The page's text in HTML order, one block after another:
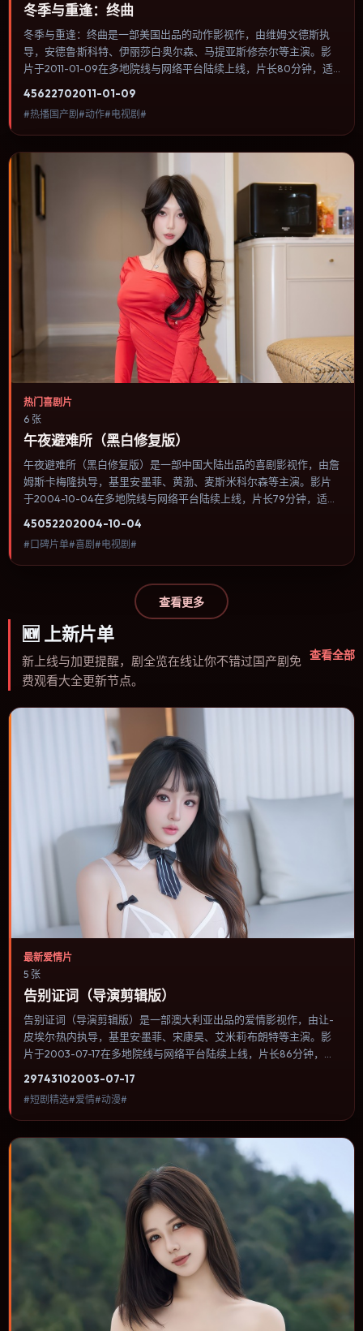
冬季与重逢：终曲
冬季与重逢：终曲是一部美国出品的动作影视作，由维姆·文德斯执
导，安德鲁·斯科特、伊丽莎白·奥尔森、马提亚斯·修奈尔等主演。影
片于2011-01-09在多地院线与网络平台陆续上线，片长80分钟，适
焦人物选择与情节推进，节奏与视听语言统一，可作为休闲观影或类
型片补片的选择。
45622702011-01-09
#热播国产剧#动作#电视剧#
热门喜剧片
6 张
午夜避难所（黑白修复版）
午夜避难所（黑白修复版）是一部中国大陆出品的喜剧影视作，由詹
姆斯·卡梅隆执导，基里安·墨菲、黄渤、麦斯·米科尔森等主演。影片
于2004-10-04在多地院线与网络平台陆续上线，片长79分钟，适合
人物选择与情节推进，节奏与视听语言统一，可作为休闲观影或类型
片补片的选择。
45052202004-10-04
#口碑片单#喜剧#电视剧#
查看更多
🆕 上新片单
新上线与加更提醒，剧全览在线让你不错过国产剧免
费观看大全更新节点。
查看全部
最新爱情片
5 张
告别证词（导演剪辑版）
告别证词（导演剪辑版）是一部澳大利亚出品的爱情影视作，由让-
皮埃尔·热内执导，基里安·墨菲、宋康昊、艾米莉·布朗特等主演。影
片于2003-07-17在多地院线与网络平台陆续上线，片长86分钟，适
物选择与情节推进，节奏与视听语言统一，可作为休闲观影或类型片
补片的选择。
29743102003-07-17
#短剧精选#爱情#动漫#